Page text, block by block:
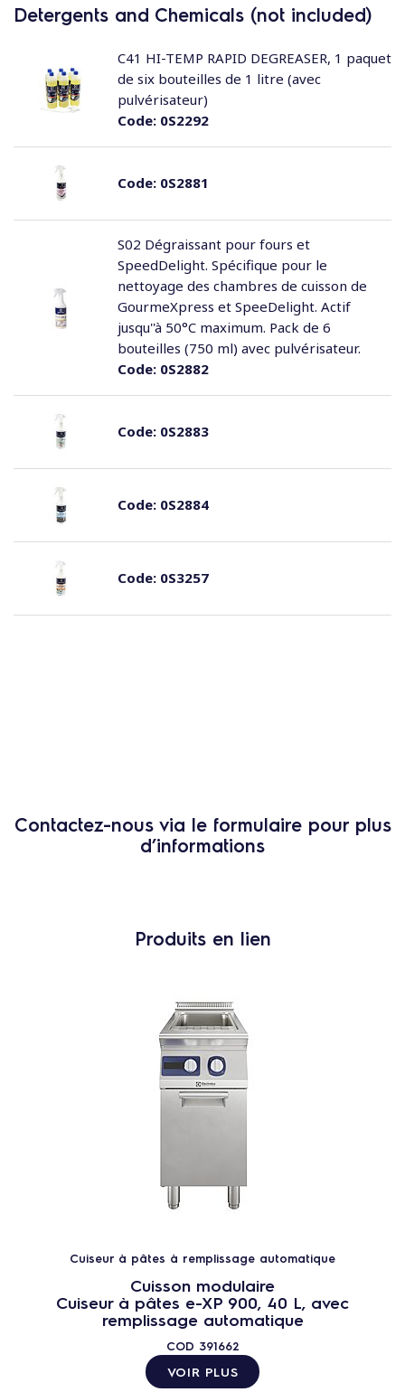
Detergents and Chemicals (not included)
Code:0S2292
C41 HI-TEMP RAPID DEGREASER, 1 paquet
de six bouteilles de 1 litre (avec
pulvérisateur)
Code:0S2881
Code:0S2882
S02 Dégraissant pour fours et
SpeedDelight. Spécifique pour le
nettoyage des chambres de cuisson de
GourmeXpress et SpeeDelight. Actif
jusqu''à 50°C maximum. Pack de 6
bouteilles (750 ml) avec pulvérisateur.
Code:0S2883
Code:0S2884
Code:0S3257
Contactez-nous via le formulaire pour plus
d’informations
Produits en lien
Cuiseur à pâtes à remplissage automatique
Cuisson modulaire
Cuiseur à pâtes e-XP 900, 40 L, avec
remplissage automatique
COD 391662
VOIR PLUS